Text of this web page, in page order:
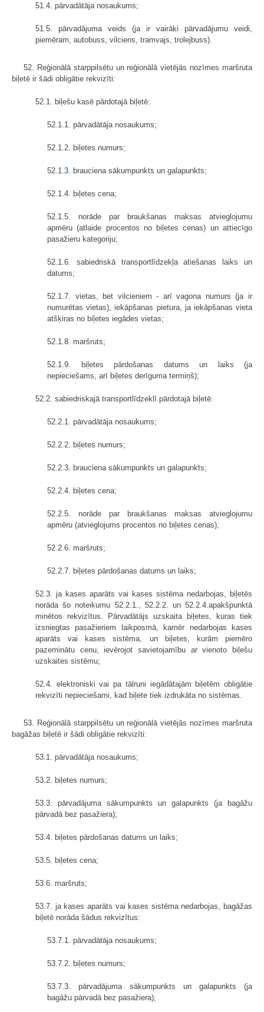
51.4. pārvadātāja nosaukums;
51.5. pārvadājuma veids (ja ir vairāki pārvadājumu veidi,
piemēram, autobuss, vilciens, tramvajs, trolejbuss).
52. Reģionālā starppilsētu un reģionālā vietējās nozīmes maršruta
biļetē ir šādi obligātie rekvizīti:
52.1. biļešu kasē pārdotajā biļetē:
52.1.1. pārvadātāja nosaukums;
52.1.2. biļetes numurs;
52.1. 3. brauciena sākumpunkts un galapunkts;
52.1.4. biļetes cena;
52.1.5. norāde par braukšanas maksas atvieglojumu
apmēru (atlaide procentos no biļetes cenas) un attiecīgo
pasažieru kategoriju;
52.1.6. sabiedriskā transportlīdzekļa atiešanas laiks un
datums;
52.1.7. vietas, bet vilcieniem - arī vagona numurs (ja ir
numurētas vietas), iekāpšanas pietura, ja iekāpšanas vieta
atšķiras no biļetes iegādes vietas;
52.1.8. maršruts;
52.1.9. biļetes pārdošanas datums un laiks (ja
nepieciešams, arī biļetes derīguma termiņš);
52.2. sabiedriskajā transportlīdzeklī pārdotajā biļetē:
52.2.1. pārvadātāja nosaukums;
52.2.2. biļetes numurs;
52.2.3. brauciena sākumpunkts un galapunkts;
52.2.4. biļetes cena;
52.2.5. norāde par braukšanas maksas atvieglojumu
apmēru (atvieglojums procentos no biļetes cenas);
52.2.6. maršruts;
52.2.7. biļetes pārdošanas datums un laiks;
52.3. ja kases aparāts vai kases sistēma nedarbojas, biļetēs
norāda šo noteikumu 52.2.1., 52.2.2. un 52.2.4.apakšpunktā
minētos rekvizītus. Pārvadā­tājs uzskaita biļetes, kuras tiek
izsniegtas pasažieriem laikposmā, kamēr nedarbojas kases
aparāts vai kases sistēma, un biļetes, kurām piemēro
pazeminātu cenu, ievērojot savietojamību ar vienoto biļešu
uzskaites sistēmu;
52.4. elektroniski vai pa tālruni iegādātajām biļetēm obligātie
rekvizīti nepieciešami, kad biļete tiek izdrukāta no sistēmas.
53. Reģionālā starppilsētu un reģionālā vietējās nozīmes maršruta
bagāžas biļetē ir šādi obligātie rekvizīti:
53.1. pārvadātāja nosaukums;
53.2. biļetes numurs;
53.3. pārvadājuma sākumpunkts un galapunkts (ja bagāžu
pārvadā bez pasažiera);
53.4. biļetes pārdošanas datums un laiks;
53.5. biļetes cena;
53.6. maršruts;
53.7. ja kases aparāts vai kases sistēma nedarbojas, bagāžas
biļetē norāda šādus rekvizītus:
53.7.1. pārvadātāja nosaukums;
53.7.2. biļetes numurs;
53.7.3. pārvadājuma sākumpunkts un galapunkts (ja
bagāžu pārvadā bez pasažiera);